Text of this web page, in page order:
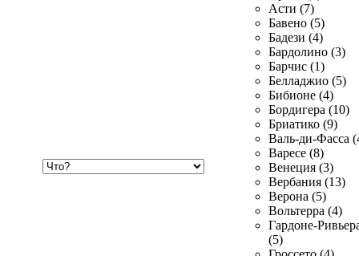
Асти (7)
Бавено (5)
Бадези (4)
Бардолино (3)
Барчис (1)
Белладжио (5)
Бибионе (4)
Бордигера (10)
Бриатико (9)
Валь-ди-Фасса
Варесе (8)
Венеция (3)
Вербания (13)
Верона (5)
Вольтерра (4)
Гардоне-
(5)